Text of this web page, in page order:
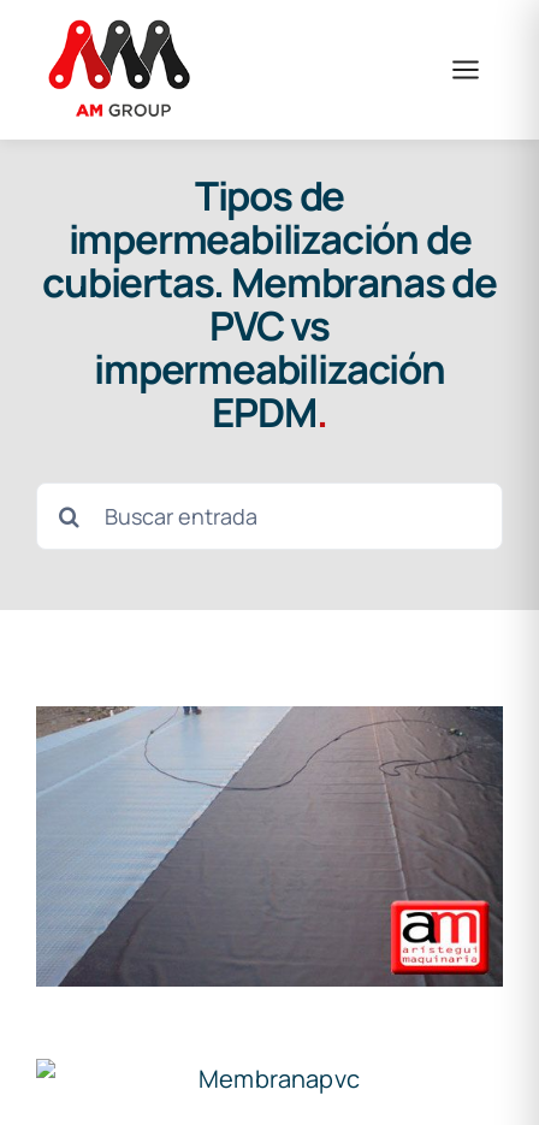
contenido
Tipos de
impermeabilización de
cubiertas. Membranas de
PVC vs
impermeabilización
EPDM.
Buscar: